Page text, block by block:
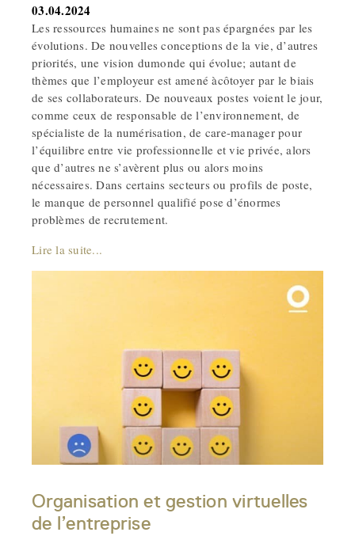
03.04.2024
Les ressources humaines ne sont pas épargnées par les
évolutions. De nouvelles conceptions de la vie, d’autres
priorités, une vision dumonde qui évolue; autant de
thèmes que l’employeur est amené àcôtoyer par le biais
de ses collaborateurs. De nouveaux postes voient le jour,
comme ceux de responsable de l’environnement, de
spécialiste de la numérisation, de care-manager pour
l’équilibre entre vie professionnelle et vie privée, alors
que d’autres ne s’avèrent plus ou alors moins
nécessaires. Dans certains secteurs ou profils de poste,
le manque de personnel qualifié pose d’énormes
problèmes de recrutement.
Lire la suite...
Organisation et gestion virtuelles
de l’entreprise